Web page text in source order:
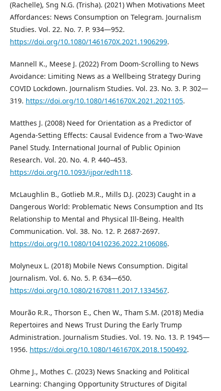
(Rachelle), Sng N.G. (Trisha). (2021) When Motivations Meet
Affordances: News Consumption on Telegram. Journalism
Studies. Vol. 22. No. 7. P. 934—952.
https://doi.org/10.1080/1461670X.2021.1906299.
Mannell K., Meese J. (2022) From Doom-Scrolling to News
Avoidance: Limiting News as a Wellbeing Strategy During
COVID Lockdown. Journalism Studies. Vol. 23. No. 3. P. 302—
319. https://doi.org/10.1080/1461670X.2021.2021105.
Matthes J. (2008) Need for Orientation as a Predictor of
Agenda-Setting Effects: Causal Evidence from a Two-Wave
Panel Study. International Journal of Public Opinion
Research. Vol. 20. No. 4. P. 440–453.
https://doi.org/10.1093/ijpor/edh118.
McLaughlin B., Gotlieb M.R., Mills D.J. (2023) Caught in a
Dangerous World: Problematic News Consumption and Its
Relationship to Mental and Physical Ill-Being. Health
Communication. Vol. 38. No. 12. P. 2687-2697.
https://doi.org/10.1080/10410236.2022.2106086.
Molyneux L. (2018) Mobile News Consumption. Digital
Journalism. Vol. 6. No. 5. P. 634—650.
https://doi.org/10.1080/21670811.2017.1334567.
Mourão R.R., Thorson E., Chen W., Tham S.M. (2018) Media
Repertoires and News Trust During the Early Trump
Administration. Journalism Studies. Vol. 19. No. 13. P. 1945—
1956. https://doi.org/10.1080/1461670X.2018.1500492.
Ohme J., Mothes C. (2023) News Snacking and Political
Learning: Changing Opportunity Structures of Digital